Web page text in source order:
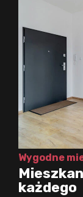
Wygodne
każdego